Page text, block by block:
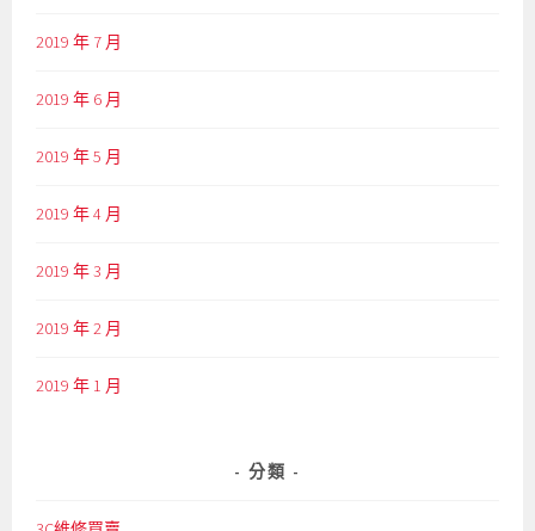
2019 年 7 月
2019 年 6 月
2019 年 5 月
2019 年 4 月
2019 年 3 月
2019 年 2 月
2019 年 1 月
分類